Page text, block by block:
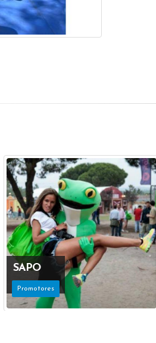
SAPO
Promotores